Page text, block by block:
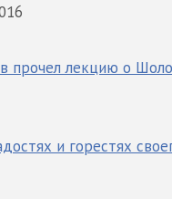
прочел лекцию о
и горестях